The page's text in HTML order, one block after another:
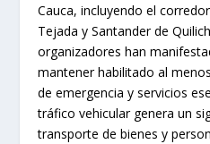
Cauca, incluyendo el
Tejada y Santander de
organizadores han
mantener habilitado al
de emergencia y servicios
tráfico vehicular genera un
transporte de bienes y